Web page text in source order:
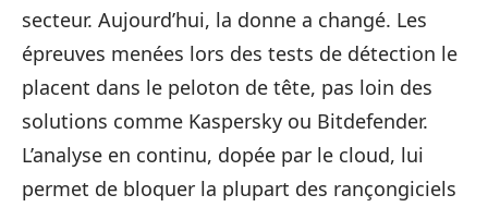
secteur. Aujourd’hui, la donne a changé. Les
épreuves menées lors des tests de détection le
placent dans le peloton de tête, pas loin des
solutions comme Kaspersky ou Bitdefender.
L’analyse en continu, dopée par le cloud, lui
permet de bloquer la plupart des rançongiciels